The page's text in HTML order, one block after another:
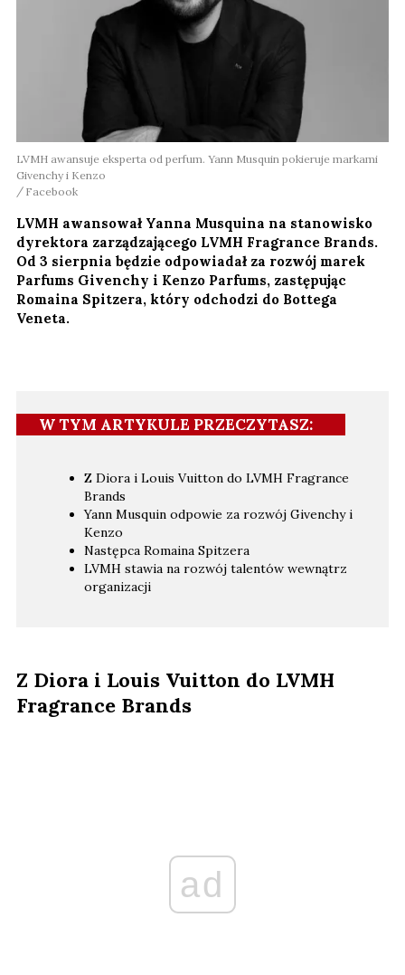
LVMH awansuje eksperta od perfum. Yann Musquin pokieruje markami
Givenchy i Kenzo
Facebook
LVMH awansował Yanna Musquina na stanowisko
dyrektora zarządzającego LVMH Fragrance Brands.
Od 3 sierpnia będzie odpowiadał za rozwój marek
Parfums Givenchy i Kenzo Parfums, zastępując
Romaina Spitzera, który odchodzi do Bottega
Veneta.
W TYM ARTYKULE PRZECZYTASZ:
Z Diora i Louis Vuitton do LVMH Fragrance
Brands
Yann Musquin odpowie za rozwój Givenchy i
Kenzo
Następca Romaina Spitzera
LVMH stawia na rozwój talentów wewnątrz
organizacji
Z Diora i Louis Vuitton do LVMH
Fragrance Brands
ad